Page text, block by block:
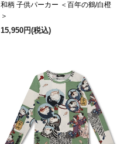
和柄 子供パーカー ＜百年の鶴/白橙
＞
15,950円(税込)